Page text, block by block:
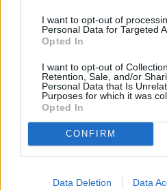
I want to opt-out of
Personal Data for Targeted
Opted In
I want to opt-out of
Retention, Sale, and/or
Personal Data that Is
Purposes for which it was
Opted In
CONFIRM
Data Deletion Data